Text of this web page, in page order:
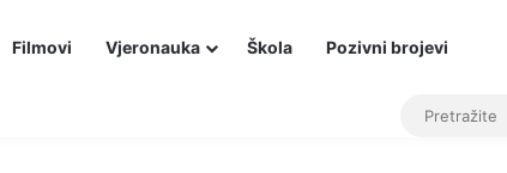
Filmovi Vjeronauka Škola Pozivni brojevi